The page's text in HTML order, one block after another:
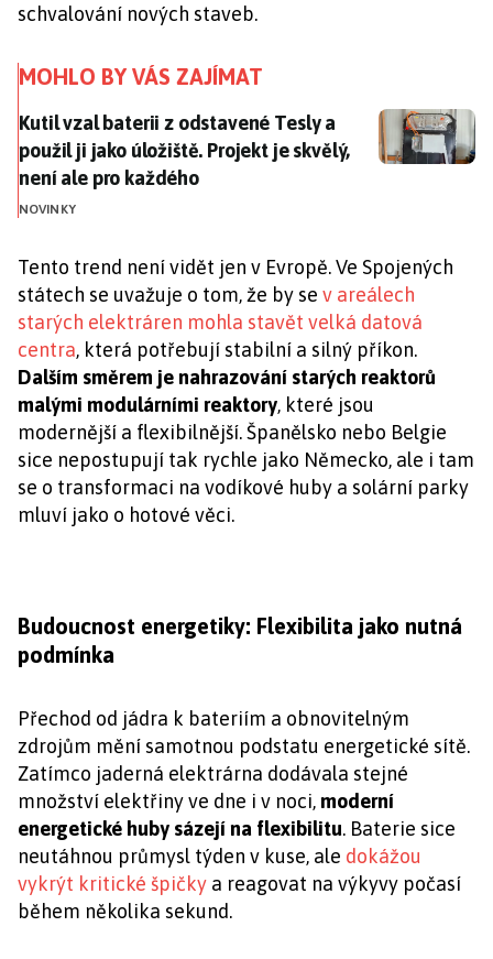
schvalování nových staveb.
MOHLO BY VÁS ZAJÍMAT
Kutil vzal baterii z odstavené Tesly a použil ji jako
Kutil vzal baterii z odstavené Tesly a
použil ji jako úložiště. Projekt je skvělý,
není ale pro každého
NOVINKY
Tento trend není vidět jen v Evropě. Ve Spojených
státech se uvažuje o tom, že by se v areálech
starých elektráren mohla stavět velká datová
centra, která potřebují stabilní a silný příkon.
Dalším směrem je nahrazování starých reaktorů
malými modulárními reaktory, které jsou
modernější a flexibilnější. Španělsko nebo Belgie
sice nepostupují tak rychle jako Německo, ale i tam
se o transformaci na vodíkové huby a solární parky
mluví jako o hotové věci.
Budoucnost energetiky: Flexibilita jako nutná
podmínka
Přechod od jádra k bateriím a obnovitelným
zdrojům mění samotnou podstatu energetické sítě.
Zatímco jaderná elektrárna dodávala stejné
množství elektřiny ve dne i v noci,moderní
energetické huby sázejí na flexibilitu. Baterie sice
neutáhnou průmysl týden v kuse, ale dokážou
vykrýt kritické špičky a reagovat na výkyvy počasí
během několika sekund.